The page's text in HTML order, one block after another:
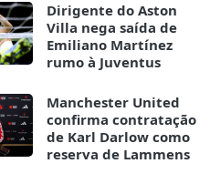
Dirigente do Aston
Villa nega saída de
Emiliano Martínez
rumo à Juventus
Manchester United
confirma contratação
de Karl Darlow como
reserva de Lammens